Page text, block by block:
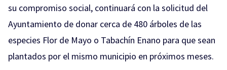
su compromiso social, continuará con la solicitud del
Ayuntamiento de donar cerca de 480 árboles de las
especies Flor de Mayo o Tabachín Enano para que sean
plantados por el mismo municipio en próximos meses.